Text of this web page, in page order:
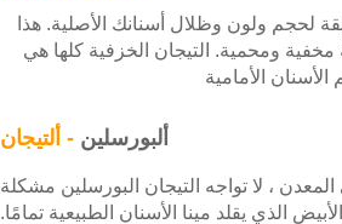
لحجم ولون وظلال أسنانك الأصلية. هذا
ومحمية. التيجان الخزفية كلها هي
الأسنان الأمامية
ألبورسلين - ألتيجان
، لا تواجه التيجان البورسلين مشكلة
الذي يقلد مينا الأسنان الطبيعية تمامًا.